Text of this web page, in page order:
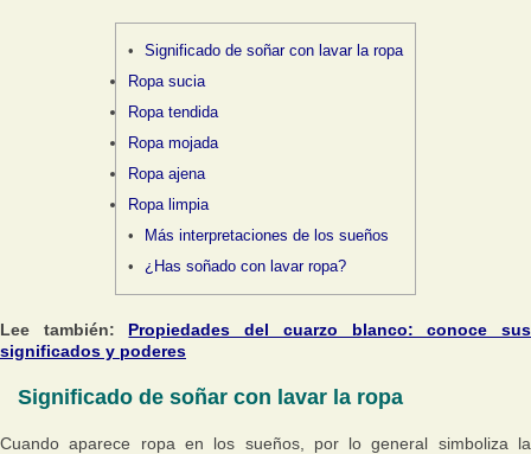
Significado de soñar con lavar la ropa
Ropa sucia
Ropa tendida
Ropa mojada
Ropa ajena
Ropa limpia
Más interpretaciones de los sueños
¿Has soñado con lavar ropa?
Lee también: Propiedades del cuarzo blanco: conoce sus
significados y poderes
Significado de soñar con lavar la ropa
Cuando aparece ropa en los sueños, por lo general simboliza la